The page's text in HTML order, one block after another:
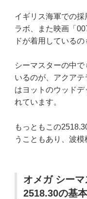
イギリス海軍での
ラボ、また映画「
ドが着用しているの
シーマスターの中
いるのが、アクア
はヨットのウッド
れています。
もっともこの
うこともあり、波模
オメガ シー
2518.30の基